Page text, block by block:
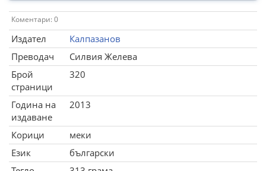
Коментари: 0
Издател
Калпазанов
Преводач
Силвия Желева
Брой
страници
320
Година на
издаване
2013
Корици
меки
Език
български